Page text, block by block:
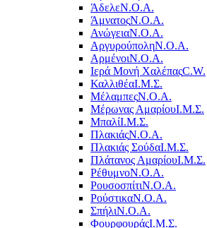
ΆδελεΝ.Ο.Α.
ΆμνατοςΝ.Ο.Α.
ΑνώγειαΝ.Ο.Α.
ΑργυρούποληΝ.Ο.Α.
ΑρμένοιΝ.Ο.Α.
Ιερά Μονή ΧαλέπαςC.W.
ΚαλλιθέαΙ.Μ.Σ.
ΜέλαμπεςΝ.Ο.Α.
Μέρωνας ΑμαρίουΙ.Μ.Σ.
ΜπαλίΙ.Μ.Σ.
ΠλακιάςΝ.Ο.Α.
Πλακιάς ΣούδαΙ.Μ.Σ.
Πλάτανος ΑμαρίουΙ.Μ.Σ.
ΡέθυμνοΝ.Ο.Α.
ΡουσοσπίτιΝ.Ο.Α.
ΡούστικαΝ.Ο.Α.
ΣπήλιΝ.Ο.Α.
ΦουρφουράςΙ.Μ.Σ.